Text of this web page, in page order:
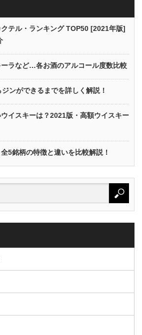
テル・ランキング TOP50 [2021年版]
ラなど…各お酒のアルコール度数比較
ンができるまでを詳しく解説！
イスキーは？2021版・高額ウイスキー
5銘柄の特徴と違いを比較解説！